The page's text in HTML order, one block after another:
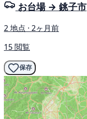
お台場 → 銚子市
2 地点 · 2ヶ月前
15 閲覧
保存